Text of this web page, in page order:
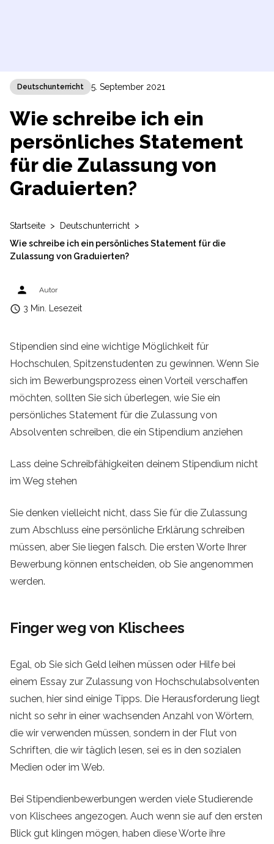
Deutschunterricht 5. September 2021
Wie schreibe ich ein
persönliches Statement
für die Zulassung von
Graduierten?
Startseite > Deutschunterricht >
Wie schreibe ich ein persönliches Statement für die
Zulassung von Graduierten?
person Autor
access_time 3 Min. Lesezeit
Stipendien sind eine wichtige Möglichkeit für
Hochschulen, Spitzenstudenten zu gewinnen. Wenn Sie
sich im Bewerbungsprozess einen Vorteil verschaffen
möchten, sollten Sie sich überlegen, wie Sie ein
persönliches Statement für die Zulassung von
Absolventen schreiben, die ein Stipendium anziehen
Lass deine Schreibfähigkeiten deinem Stipendium nicht
im Weg stehen
Sie denken vielleicht nicht, dass Sie für die Zulassung
zum Abschluss eine persönliche Erklärung schreiben
müssen, aber Sie liegen falsch. Die ersten Worte Ihrer
Bewerbung können entscheiden, ob Sie angenommen
werden.
Finger weg von Klischees
Egal, ob Sie sich Geld leihen müssen oder Hilfe bei
einem Essay zur Zulassung von Hochschulabsolventen
suchen, hier sind einige Tipps. Die Herausforderung liegt
nicht so sehr in einer wachsenden Anzahl von Wörtern,
die wir verwenden müssen, sondern in der Flut von
Schriften, die wir täglich lesen, sei es in den sozialen
Medien oder im Web.
Bei Stipendienbewerbungen werden viele Studierende
von Klischees angezogen. Auch wenn sie auf den ersten
Blick gut klingen mögen, haben diese Worte ihre